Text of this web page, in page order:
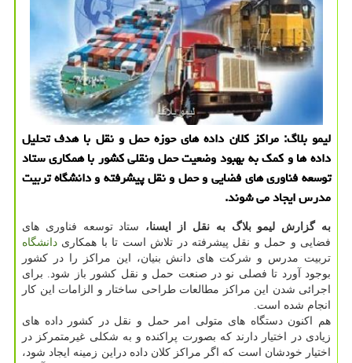
لیمو بلاگ: مراکز کلان داده های حوزه حمل و نقل با هدف تحلیل
داده ها و کمک به بهبود وضعیت حمل ونقلی کشور با همکاری ستاد
توسعه فناوری های فضایی و حمل و نقل پیشرفته و دانشگاه تربیت
مدرس ایجاد می شوند.
به گزارش لیمو بلاگ به نقل از ایسنا، ستاد توسعه فناوری های
فضایی و حمل و نقل پیشرفته در تلاش است تا با همکاری دانشگاه
تربیت مدرس و شرکت های دانش بنیان، این مراکز را در کشور
بوجود آورد تا فصلی نو در صنعت حمل و نقل کشور باز شود. برای
اجرائی شدن این مراکز مطالعات طراحی ساختار و الزامات این کار
انجام شده است.
هم اکنون دستگاه های متولی امر حمل و نقل در کشور داده های
زیادی در اختیار دارند که بصورت پراکنده و به شکلی غیرمتمرکز در
اختیار خودشان است که اگر مراکز کلان داده دراین زمینه ایجاد شود،